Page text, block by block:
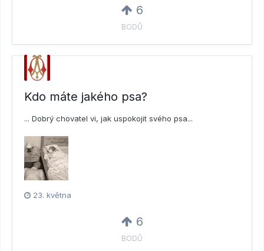
6
BODŮ
Kdo máte jakého psa?
... Dobrý chovatel vi, jak uspokojit svého psa...
23. května
6
BODŮ